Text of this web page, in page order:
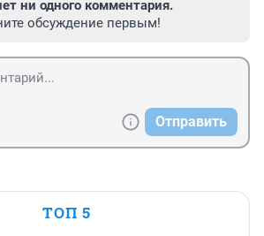
ни одного комментария.
обсуждение первым!
Отправить
ТОП 5